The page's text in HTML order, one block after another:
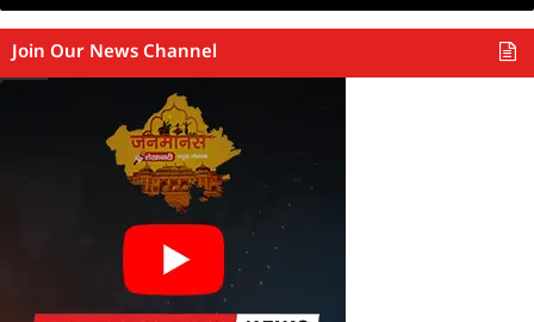
Join Our News Channel